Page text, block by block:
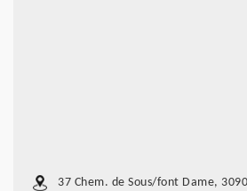
37 Chem. de Sous/font Dame,